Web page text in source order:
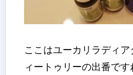
ここはユーカリラディ
ィートゥリーの出番です